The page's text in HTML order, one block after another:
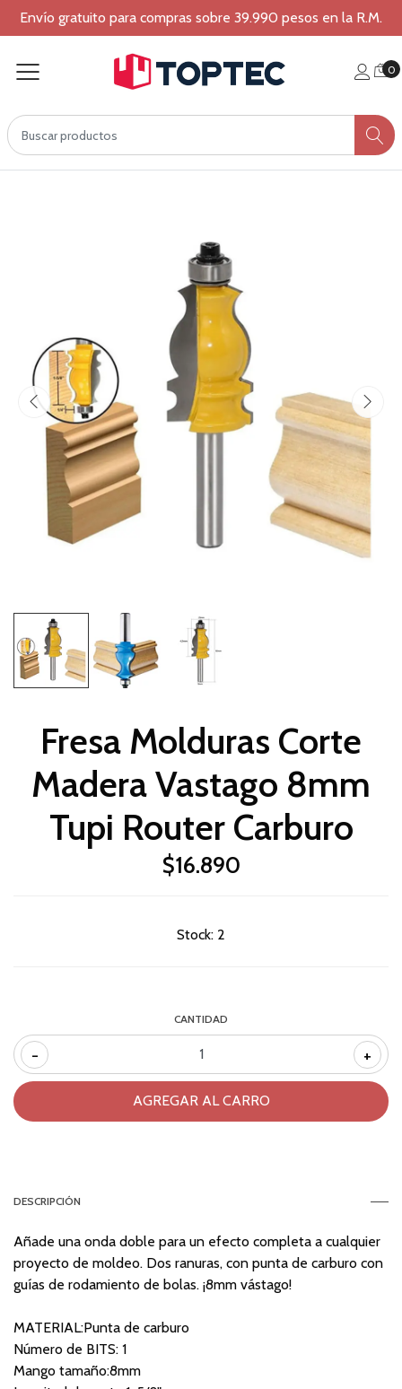
Envío gratuito para compras sobre 39.990 pesos en la R.M.
0
Fresa Molduras Corte
Madera Vastago 8mm
Tupi Router Carburo
$16.890
Stock: 2
CANTIDAD
- +
DESCRIPCIÓN
Añade una onda doble para un efecto completa a cualquier
proyecto de moldeo. Dos ranuras, con punta de carburo con
guías de rodamiento de bolas. ¡8mm vástago!
MATERIAL:Punta de carburo
Número de BITS: 1
Mango tamaño:8mm